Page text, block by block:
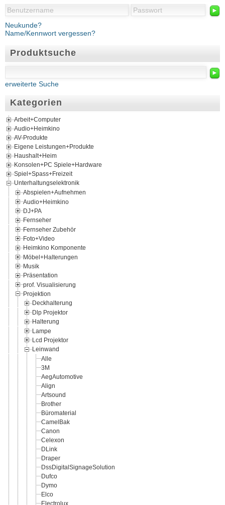
►
Neukunde?
Name/Kennwort vergessen?
Produktsuche
►
erweiterte Suche
Kategorien
Arbeit+Computer
Audio+Heimkino
AV-Produkte
Eigene Leistungen+Produkte
Haushalt+Heim
Konsolen+PC Spiele+Hardware
Spiel+Spass+Freizeit
Unterhaltungselektronik
Abspielen+Aufnehmen
Audio+Heimkino
DJ+PA
Fernseher
Fernseher Zubehör
Foto+Video
Heimkino Komponente
Möbel+Halterungen
Musik
Präsentation
prof. Visualisierung
Projektion
Deckhalterung
Dlp Projektor
Halterung
Lampe
Lcd Projektor
Leinwand
Alle
3M
AegAutomotive
Align
Artsound
Brother
Büromaterial
CamelBak
Canon
Celexon
DLink
Draper
DssDigitalSignageSolution
Dufco
Dymo
Elco
Electrolux